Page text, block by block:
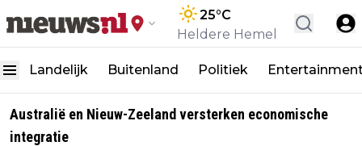
25°C
Heldere Hemel
Landelijk Buitenland Politiek
Australië en Nieuw-Zeeland versterken economische
integratie